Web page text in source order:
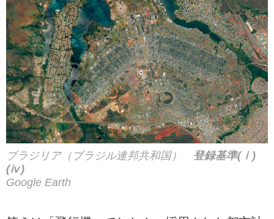
ブラジリア（ブラジル連邦共和国） 登録基準(ⅰ)
(ⅳ)
Google Earth